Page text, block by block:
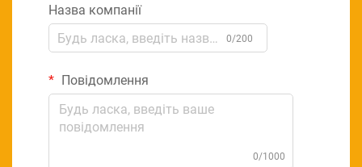
Назва компанії
0/200
Повідомлення
0/1000